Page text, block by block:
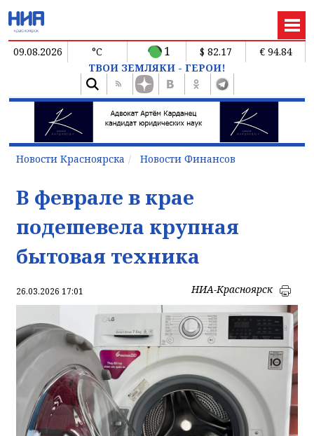
09.08.2026 °C 1 $ 82.17
€ 94.84
ТВОИ ЗЕМЛЯКИ - ГЕРОИ!
Новости Красноярска Новости Финансов
В феврале в крае
подешевела крупная
бытовая техника
26.03.2026 17:01 НИА-Красноярск